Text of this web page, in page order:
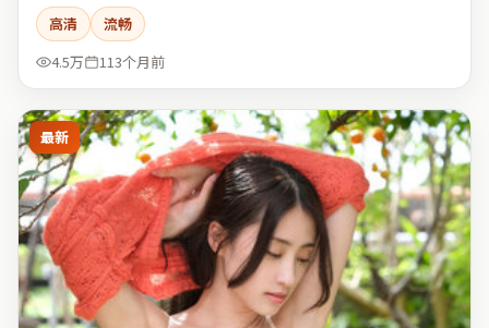
高清
流畅
4.5万
113个月前
最新